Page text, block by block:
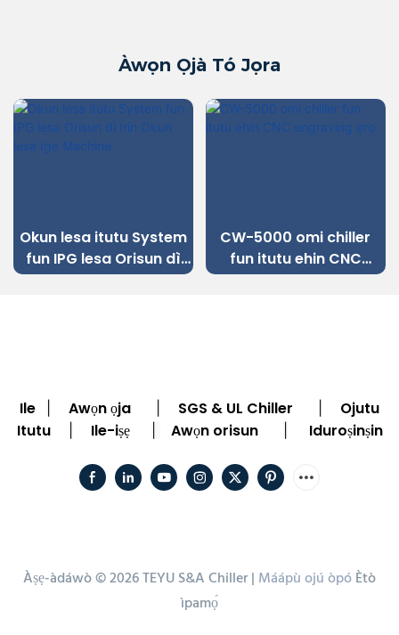
Àwọn Ọjà Tó Jọra
Okun lesa itutu System
fun IPG lesa Orisun dì
Irin Okun lesa Ige
CW-5000 omi chiller
fun itutu ehin CNC
engraving ẹrọ
Ile Awọn ọja SGS & UL Chiller
Ojutu
Itutu
Ile-iṣẹ Awọn orisun Iduroṣinṣin
Àṣẹ-àdáwò © 2026 TEYU S&A Chiller | Máápù ojú òpóÈtò
ìpamọ́